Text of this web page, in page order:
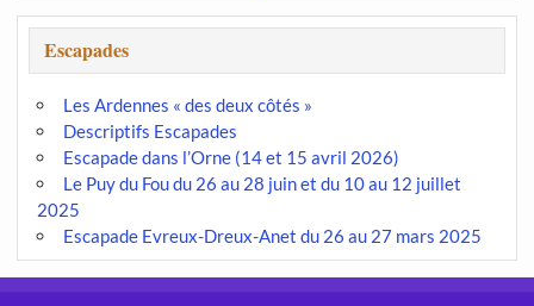
Escapades
Les Ardennes « des deux côtés »
Descriptifs Escapades
Escapade dans l’Orne (14 et 15 avril 2026)
Le Puy du Fou du 26 au 28 juin et du 10 au 12 juillet
2025
Escapade Evreux-Dreux-Anet du 26 au 27 mars 2025